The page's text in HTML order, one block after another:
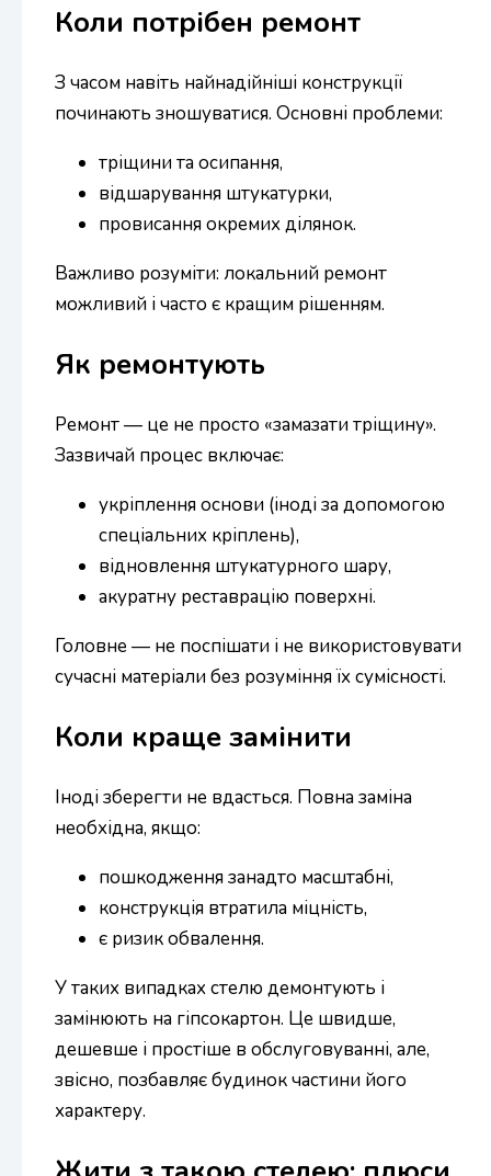
Коли потрібен ремонт
З часом навіть найнадійніші конструкції
починають зношуватися. Основні проблеми:
тріщини та осипання,
відшарування штукатурки,
провисання окремих ділянок.
Важливо розуміти: локальний ремонт
можливий і часто є кращим рішенням.
Як ремонтують
Ремонт — це не просто «замазати тріщину».
Зазвичай процес включає:
укріплення основи (іноді за допомогою
спеціальних кріплень),
відновлення штукатурного шару,
акуратну реставрацію поверхні.
Головне — не поспішати і не використовувати
сучасні матеріали без розуміння їх сумісності.
Коли краще замінити
Іноді зберегти не вдасться. Повна заміна
необхідна, якщо:
пошкодження занадто масштабні,
конструкція втратила міцність,
є ризик обвалення.
У таких випадках стелю демонтують і
замінюють на гіпсокартон. Це швидше,
дешевше і простіше в обслуговуванні, але,
звісно, позбавляє будинок частини його
характеру.